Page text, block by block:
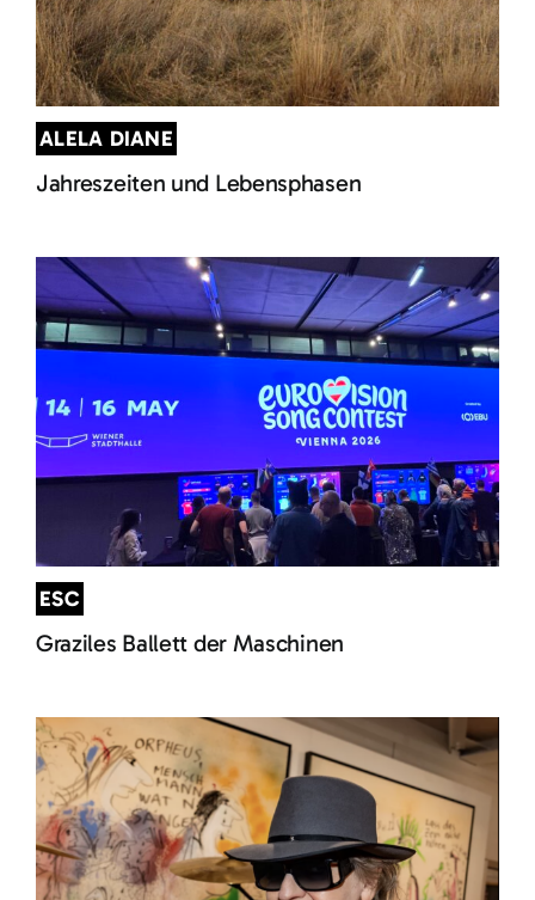
ALELA DIANE
Jahreszeiten und Lebensphasen
ESC
Graziles Ballett der Maschinen